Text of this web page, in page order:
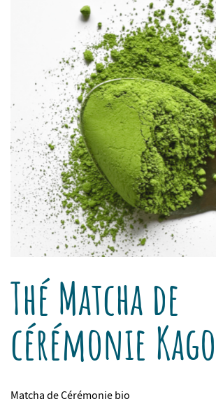
Thé Matcha de
cérémonie
Matcha de Cérémonie bio